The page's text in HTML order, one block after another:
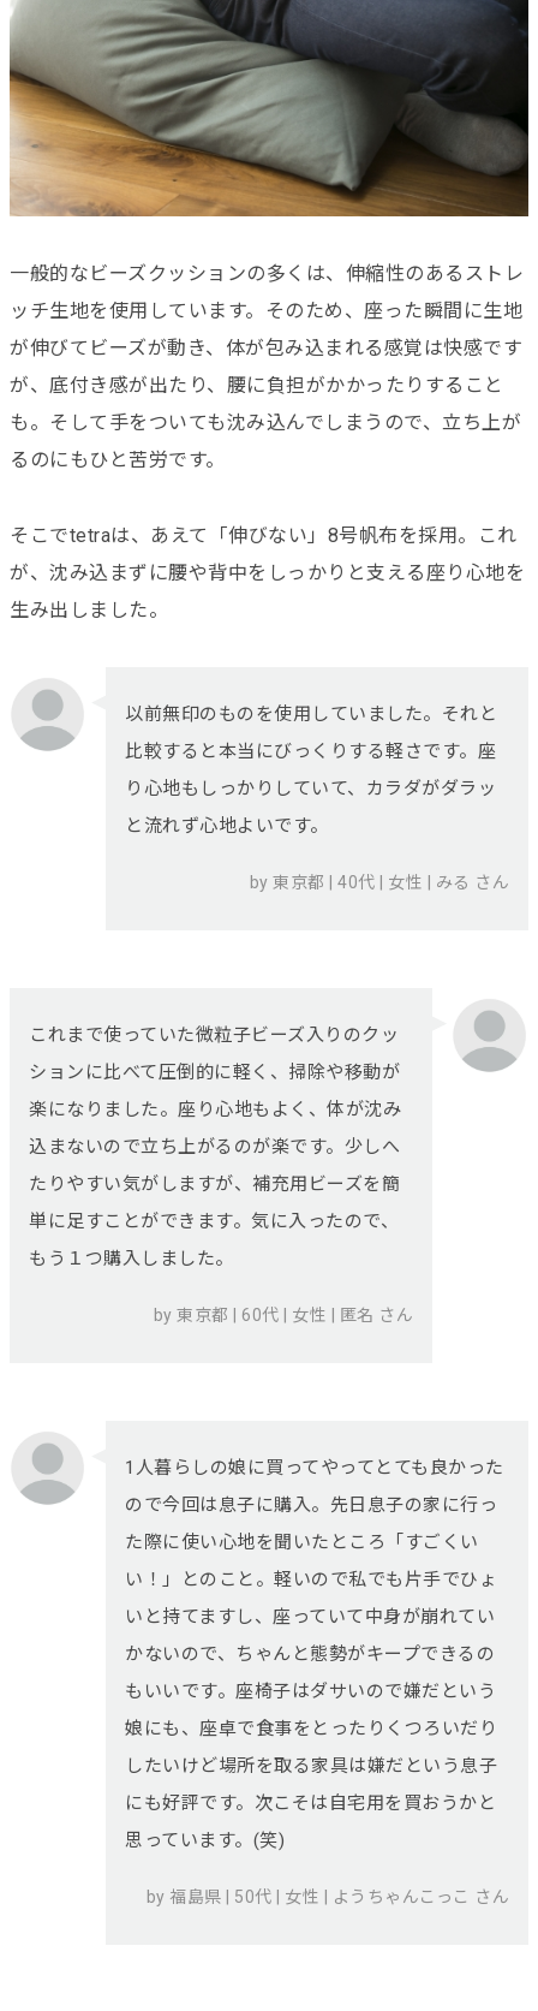
一般的なビーズクッションの多くは、伸縮性のあるストレ
ッチ生地を使用しています。そのため、座った瞬間に生地
が伸びてビーズが動き、体が包み込まれる感覚は快感です
が、底付き感が出たり、腰に負担がかかったりすること
も。そして手をついても沈み込んでしまうので、立ち上が
るのにもひと苦労です。
そこでtetraは、あえて「伸びない」8号帆布を採用。これ
が、沈み込まずに腰や背中をしっかりと支える座り心地を
生み出しました。
以前無印のものを使用していました。それと
比較すると本当にびっくりする軽さです。座
り心地もしっかりしていて、カラダがダラッ
と流れず心地よいです。
by 東京都 | 40代 | 女性 | みる さん
これまで使っていた微粒子ビーズ入りのクッ
ションに比べて圧倒的に軽く、掃除や移動が
楽になりました。座り心地もよく、体が沈み
込まないので立ち上がるのが楽です。少しへ
たりやすい気がしますが、補充用ビーズを簡
単に足すことができます。気に入ったので、
もう１つ購入しました。
by 東京都 | 60代 | 女性 | 匿名 さん
1人暮らしの娘に買ってやってとても良かった
ので今回は息子に購入。先日息子の家に行っ
た際に使い心地を聞いたところ「すごくい
い！」とのこと。軽いので私でも片手でひょ
いと持てますし、座っていて中身が崩れてい
かないので、ちゃんと態勢がキープできるの
もいいです。座椅子はダサいので嫌だという
娘にも、座卓で食事をとったりくつろいだり
したいけど場所を取る家具は嫌だという息子
にも好評です。次こそは自宅用を買おうかと
思っています。(笑)
by 福島県 | 50代 | 女性 | ようちゃんこっこ さん